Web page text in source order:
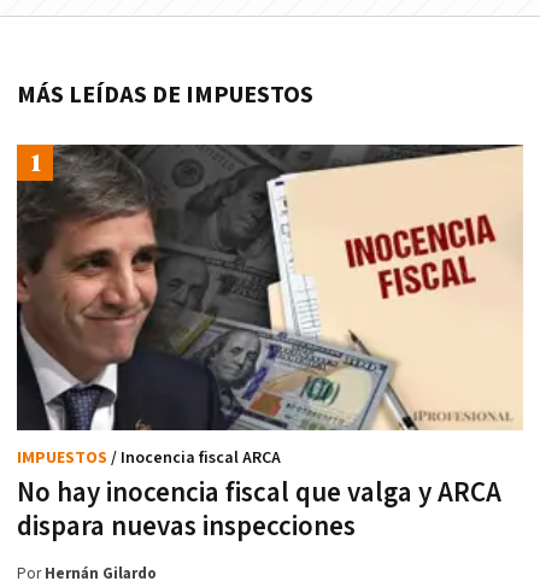
MÁS LEÍDAS DE IMPUESTOS
No hay inocencia fiscal que valga y ARCA
dispara nuevas inspecciones
IMPUESTOS / Inocencia fiscal ARCA
PorHernán Gilardo